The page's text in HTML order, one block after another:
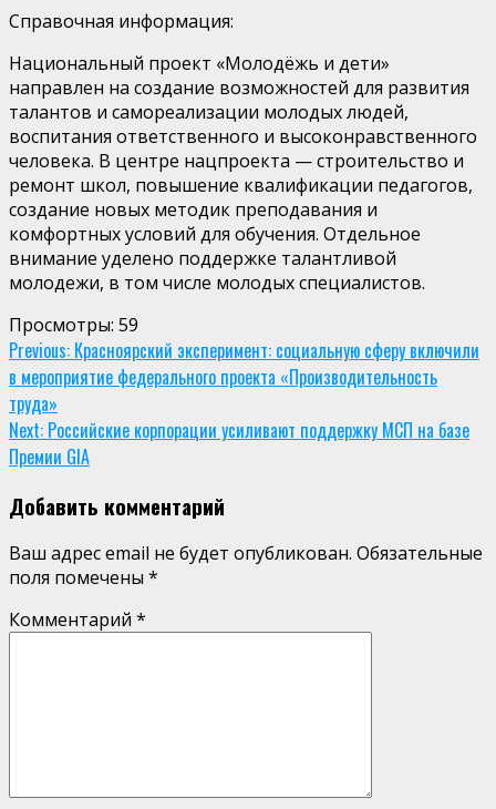
Справочная информация:
Национальный проект «Молодёжь и дети»
направлен на создание возможностей для развития
талантов и самореализации молодых людей,
воспитания ответственного и высоконравственного
человека. В центре нацпроекта — строительство и
ремонт школ, повышение квалификации педагогов,
создание новых методик преподавания и
комфортных условий для обучения. Отдельное
внимание уделено поддержке талантливой
молодежи, в том числе молодых специалистов.
Просмотры: 59
Continue
Reading
Previous: Красноярский эксперимент: социальную сферу включили
в мероприятие федерального проекта «Производительность
труда»
Next: Российские корпорации усиливают поддержку МСП на базе
Премии GIA
Добавить комментарий
Ваш адрес email не будет опубликован. Обязательные
поля помечены *
Комментарий *